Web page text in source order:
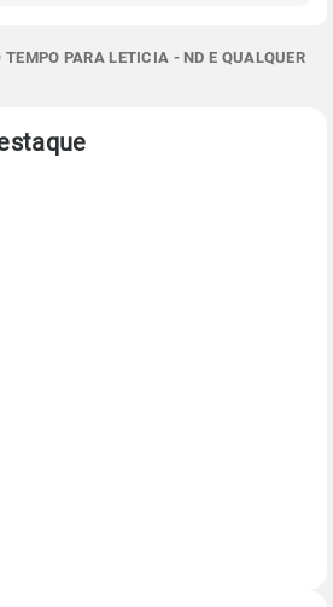
PARA LETICIA - ND E QUALQUER